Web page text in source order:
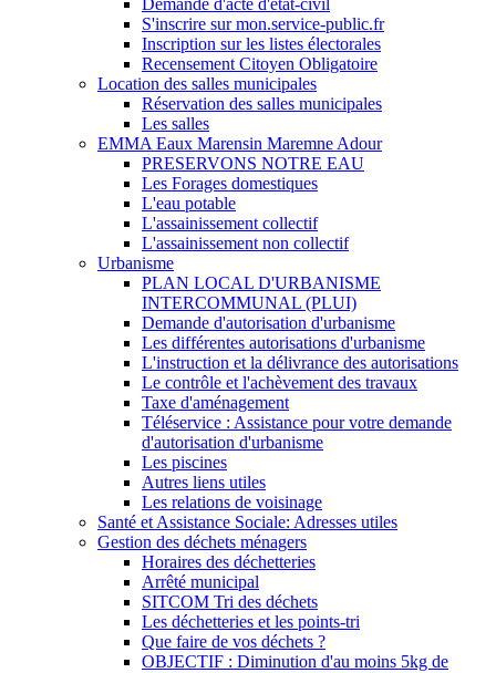
S'inscrire sur mon.service-public.fr
Inscription sur les listes électorales
Recensement Citoyen Obligatoire
Location des salles municipales
Réservation des salles municipales
Les salles
EMMA Eaux Marensin Maremne Adour
PRESERVONS NOTRE EAU
Les Forages domestiques
L'eau potable
L'assainissement collectif
L'assainissement non collectif
Urbanisme
PLAN LOCAL D'URBANISME
INTERCOMMUNAL (PLUI)
Demande d'autorisation d'urbanisme
Les différentes autorisations d'urbanisme
L'instruction et la délivrance des autorisations
Le contrôle et l'achèvement des travaux
Taxe d'aménagement
Téléservice : Assistance pour votre demande
d'autorisation d'urbanisme
Les piscines
Autres liens utiles
Les relations de voisinage
Santé et Assistance Sociale: Adresses utiles
Gestion des déchets ménagers
Horaires des déchetteries
Arrêté municipal
SITCOM Tri des déchets
Les déchetteries et les points-tri
Que faire de vos déchets ?
OBJECTIF : Diminution d'au moins 5kg de